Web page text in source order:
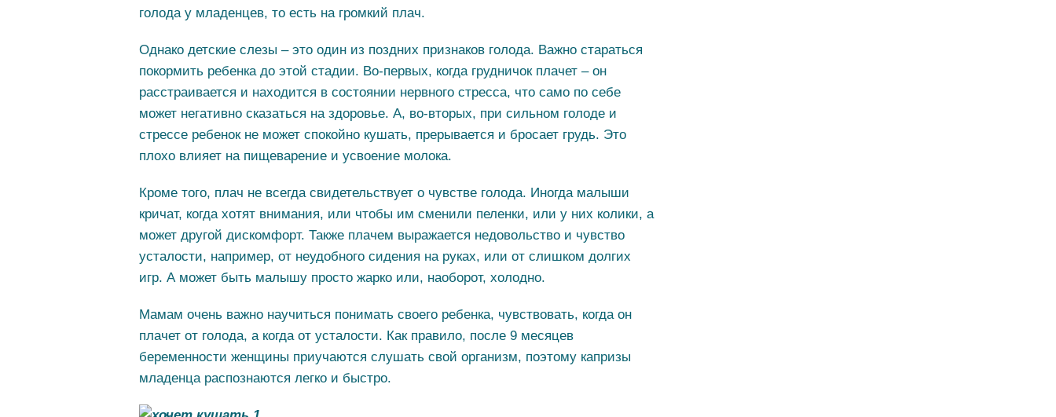
голода у младенцев, то есть на громкий плач.
Однако детские слезы – это один из поздних признаков голода. Важно стараться
покормить ребенка до этой стадии. Во-первых, когда грудничок плачет – он
расстраивается и находится в состоянии нервного стресса, что само по себе
может негативно сказаться на здоровье. А, во-вторых, при сильном голоде и
стрессе ребенок не может спокойно кушать, прерывается и бросает грудь. Это
плохо влияет на пищеварение и усвоение молока.
Кроме того, плач не всегда свидетельствует о чувстве голода. Иногда малыши
кричат, когда хотят внимания, или чтобы им сменили пеленки, или у них колики, а
может другой дискомфорт. Также плачем выражается недовольство и чувство
усталости, например, от неудобного сидения на руках, или от слишком долгих
игр. А может быть малышу просто жарко или, наоборот, холодно.
Мамам очень важно научиться понимать своего ребенка, чувствовать, когда он
плачет от голода, а когда от усталости. Как правило, после 9 месяцев
беременности женщины приучаются слушать свой организм, поэтому капризы
младенца распознаются легко и быстро.